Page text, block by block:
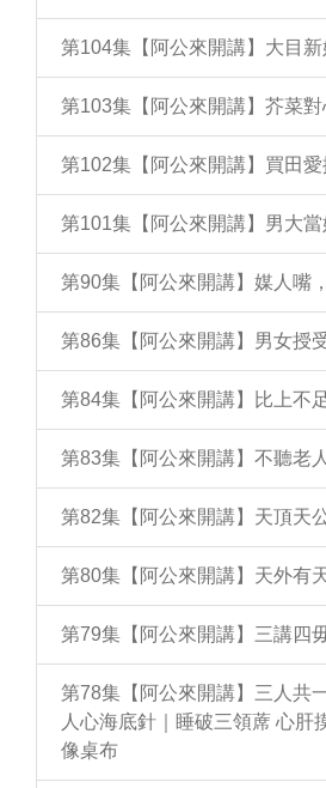
第104集【阿公來開講】大目
第103集【阿公來開講】芥菜
第102集【阿公來開講】買田
第101集【阿公來開講】男大
第90集【阿公來開講】媒人嘴
第86集【阿公來開講】男女授
第84集【阿公來開講】比上不
第83集【阿公來開講】不聽老
第82集【阿公來開講】天頂天
第80集【阿公來開講】天外有
第79集【阿公來開講】三講四
第78集【阿公來開講】三人共
人心海底針｜睡破三領蓆 心肝
像桌布